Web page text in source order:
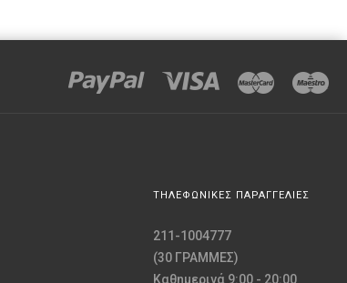
ΤΗΛΕΦΩΝΙΚΕΣ ΠΑΡΑΓΓΕΛΙΕΣ
211-1004777
(30 ΓΡΑΜΜΕΣ)
Καθημερινά 9:00 - 20:00